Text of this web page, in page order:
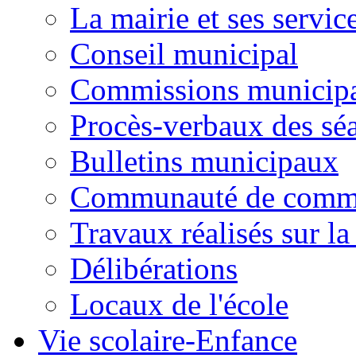
La mairie et ses
Conseil municipal
Commissions
Procès-verbaux des
Bulletins municipaux
Communauté de
Travaux réalisés sur
Délibérations
Locaux de l'école
Vie scolaire-Enfance